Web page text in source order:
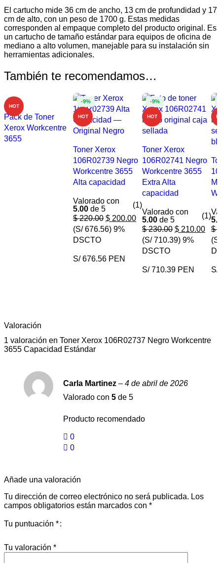
El cartucho mide 36 cm de ancho, 13 cm de profundidad y 17
cm de alto, con un peso de 1700 g. Estas medidas
corresponden al empaque completo del producto original. Es
un cartucho de tamaño estándar para equipos de oficina de
mediano a alto volumen, manejable para su instalación sin
herramientas adicionales.
También te recomendamos…
Pack de Toner
Xerox Workcentre
3655
HOT
Toner Xerox
106R02739 Negro
Workcentre 3655
Alta capacidad
Valorado con
5.00 de 5
(1)
$220.00 $ 200.00
(S/ 676.56) 9%
DSCTO
-9%
HOT
S/ 676.56 PEN
Toner Xerox
106R02741 Negro
Workcentre 3655
Extra Alta
capacidad
Valorado con
5.00 de 5
(1)
$230.00 $ 210.00
(S/ 710.39) 9%
DSCTO
-9%
HOT
S/ 710.39 PEN
$
S/
Valoración
1 valoración en Toner Xerox 106R02737 Negro Workcentre
3655 Capacidad Estándar
Carla Martinez – 4 de abril de 2026
Valorado con 5 de 5
Producto recomendado
0
0
Añade una valoración
Tu dirección de correo electrónico no será publicada. Los
campos obligatorios están marcados con *
Tu puntuación *
Tu valoración *